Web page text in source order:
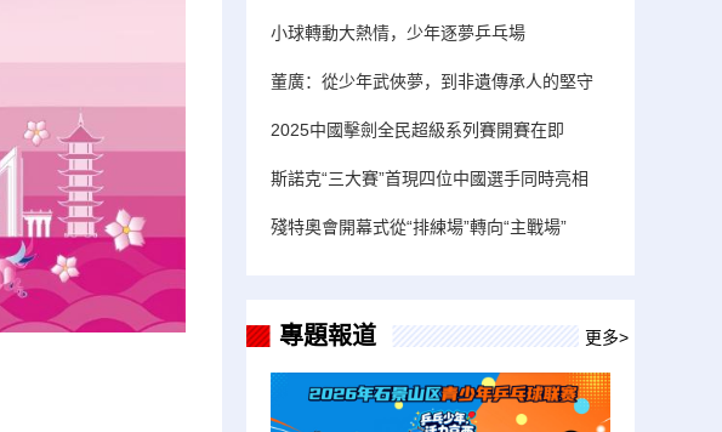
小球轉動大熱情，少年逐夢乒乓場
董廣：從少年武俠夢，到非遺傳承人的堅守
2025中國擊劍全民超級系列賽開賽在即
斯諾克“三大賽”首現四位中國選手同時亮相
殘特奧會開幕式從“排練場”轉向“主戰場”
專題報道 更多>